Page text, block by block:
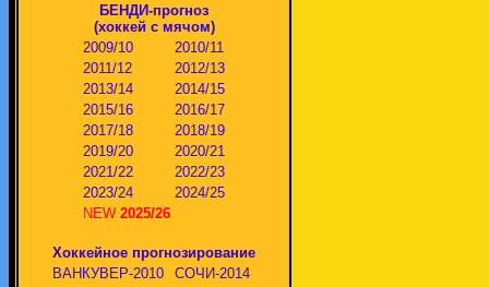
БЕНДИ-прогноз
(хоккей с мячом)
2009/10
2010/11
2011/12
2012/13
2013/14
2014/15
2015/16
2016/17
2017/18
2018/19
2019/20
2020/21
2021/22
2022/23
2023/24
2024/25
NEW 2025/26
Хоккейное прогнозирование
ВАНКУВЕР-2010
СОЧИ-2014